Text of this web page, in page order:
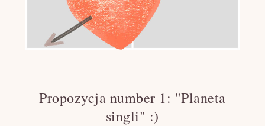
Propozycja number 1: "Planeta
singli" :)